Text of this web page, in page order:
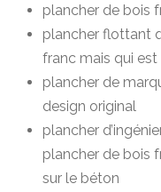
plancher de bois
plancher flottant
franc mais qui
plancher de
design original
plancher
plancher de bois
sur le béton